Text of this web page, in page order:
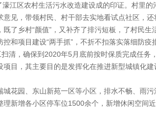
江区农村生活污水改造建设成的印证。村里
见，带领村民、村干部去实地看试点社区，还
了乡村“颜值”，又补齐了排污短板，了村民
和项目建设“两手抓”，不折不扣落实落细防
清，确保到2020年5月底前按时保质完成任务
目，其主要目的是发挥化在推进新型城镇化
花园、东山新苑一区等小区，排水不畅、雨
新增各小区停车位1500余个，新增休闲空间